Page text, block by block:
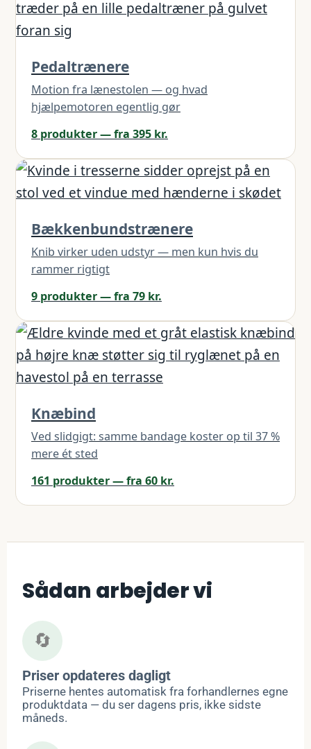
Pedaltrænere
Motion fra lænestolen — og hvad
hjælpemotoren egentlig gør
8 produkter — fra 395 kr.
Bækkenbundstrænere
Knib virker uden udstyr — men kun hvis du
rammer rigtigt
9 produkter — fra 79 kr.
Knæbind
Ved slidgigt: samme bandage koster op til 37 %
mere ét sted
161 produkter — fra 60 kr.
Sådan arbejder vi
🔄
Priser opdateres dagligt
Priserne hentes automatisk fra forhandlernes egne
produktdata — du ser dagens pris, ikke sidste
måneds.